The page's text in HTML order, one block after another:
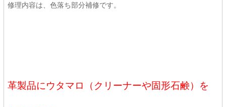
修理内容は、色落ち部分補修です。
革製品にウタマロ（クリーナーや固形石鹸）を